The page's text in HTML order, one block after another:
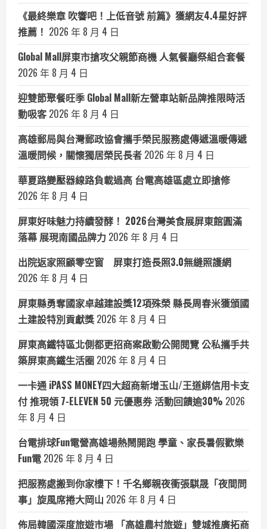
《最終樂章 吹響吧！上低音號 前篇》獲網友4.4星好評
推薦！ 2026 年 8 月 4 日
Global Mall屏東市搶攻父親節商機 人氣餐廳祭組合套餐
2026 年 8 月 4 日
迎雙節聚餐旺季 Global Mall新左營車站新品牌推限時活
動吸客 2026 年 8 月 4 日
高雄郵局與台灣郵政協會攜手榮民服務處傳遞溫暖傳遞
溫暖問候，關懷獨居榮民長者 2026 年 8 月 4 日
華夏路變壓器線路負載過高 台電高雄區處立即搶修
2026 年 8 月 4 日
屏東好味魅力持續發酵！ 2026台灣美食展屏東館圓滿
落幕 展現南國品牌力 2026 年 8 月 4 日
出院返家照顧零空窗 屏東打造長照3.0無縫照護網
2026 年 8 月 4 日
屏東縣勇奪國家卓越建設獎12項殊榮 縣長周春米獲頒國
土建設特別貢獻獎 2026 年 8 月 4 日
屏東高鐵特區北側都更招商案啟動公開閱覽 公私攜手共
築屏東高鐵生活圈 2026 年 8 月 4 日
一卡通 iPASS MONEY四大超商新增玉山/王道綁信用卡支
付 推現領 7-ELEVEN 50 元優惠券 活動回饋逾30% 2026
年 8 月 4 日
台電排球Fun電營高雄場熱鬧開跑 學童、家長暑假歡樂
Fun電 2026 年 8 月 4 日
把服務處搬到你家樓下！千名鄉親夜衝張騏晟「夜間問
事」旋風席捲大岡山 2026 年 8 月 4 日
佈局韓國深度旅遊市場 「高雄農村旅遊」雙城推廣拓商